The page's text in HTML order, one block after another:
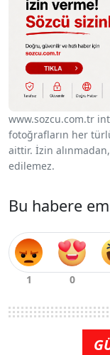
www.sozcu.com.tr
fotoğrafların her
aittir. İzin
edilemez.
Bu habere